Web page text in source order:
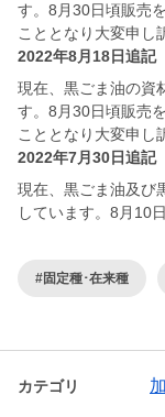
す。8月30日頃販売
こととなり大変申し
2022年8月18日追記
現在、黒ごま油の資
す。8月30日頃販売
こととなり大変申し
2022年7月30日追記
現在、黒ごま油及び
しています。8月10
#固定種･在来種
カテゴリ